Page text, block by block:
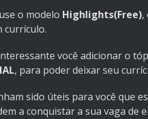
o modelo Highlights(Free),
currículo.
você adicionar o
, para poder deixar seu
sido úteis para você que
a conquistar a sua vaga de